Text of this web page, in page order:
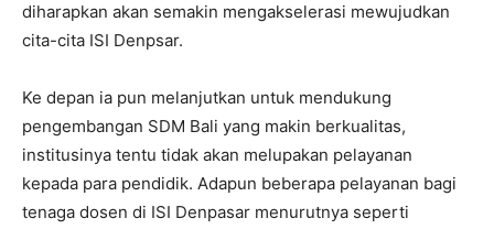
diharapkan akan semakin mengakselerasi mewujudkan
cita-cita ISI Denpsar.
Ke depan ia pun melanjutkan untuk mendukung
pengembangan SDM Bali yang makin berkualitas,
institusinya tentu tidak akan melupakan pelayanan
kepada para pendidik. Adapun beberapa pelayanan bagi
tenaga dosen di ISI Denpasar menurutnya seperti